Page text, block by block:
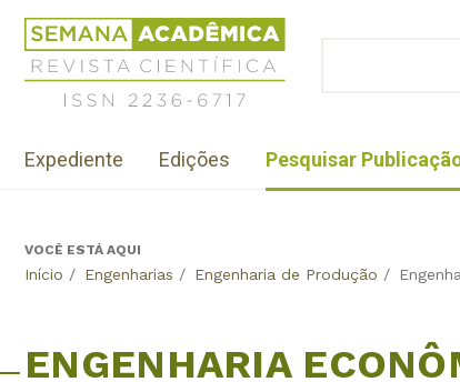
Jump
navigation
Revista
Científica
Semana
Acadêmica
2236-
Menu
institutional
Expediente Edições Pesquisar
BackVOCÊ ESTÁ AQUI
Início / Engenharias / Engenharia de Produção /
ENGENHARIA